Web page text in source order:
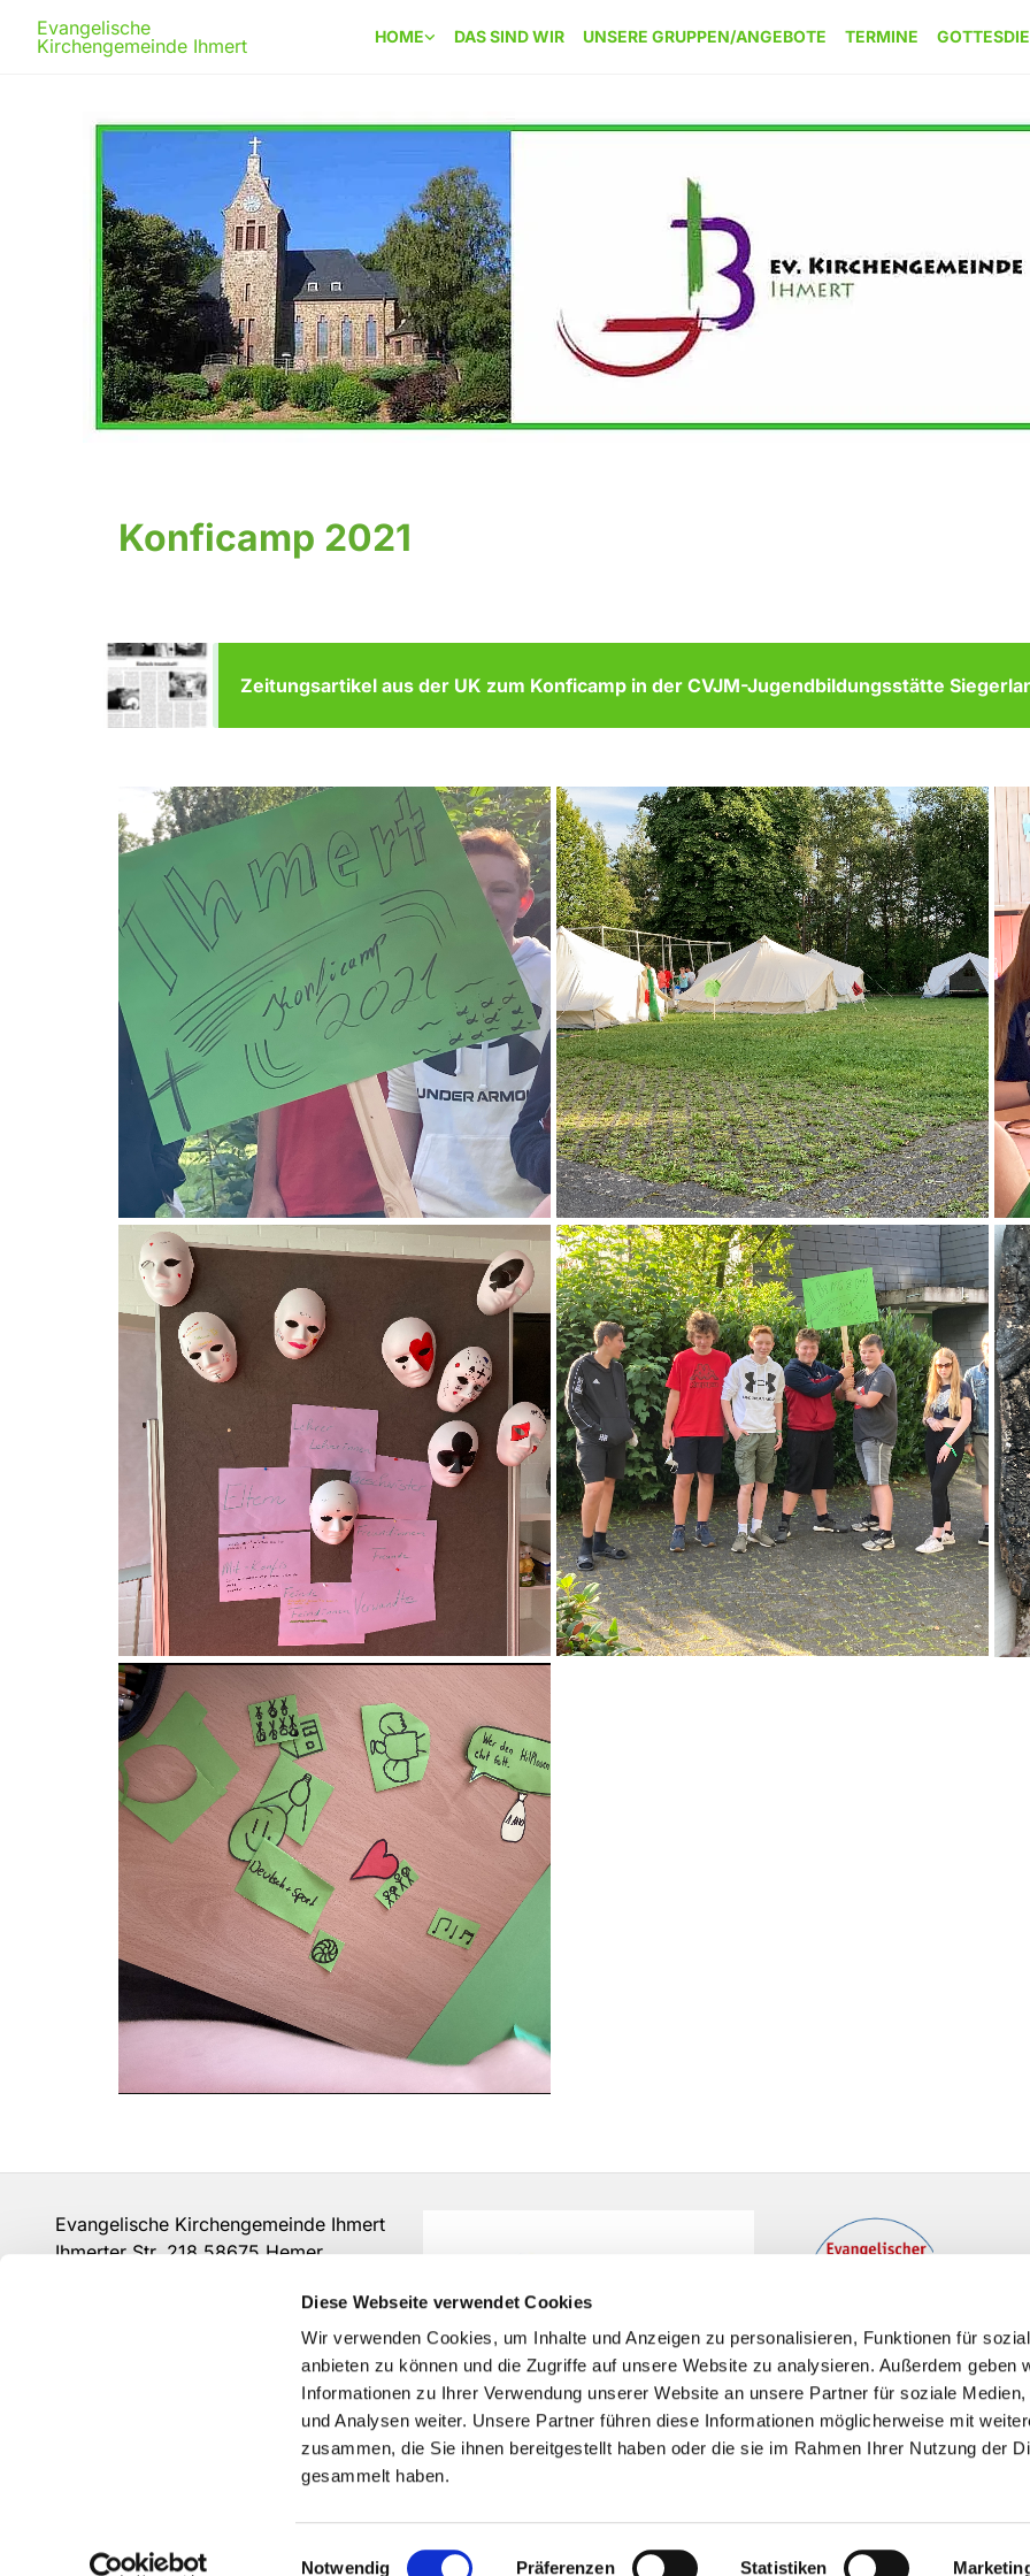
Diese Webseite verwendet Cookies
Wir verwenden Cookies, um Inhalte und Anzeigen zu personalisieren, Funktionen für
anbieten zu können und die Zugriffe auf unsere Website zu analysieren. Außerdem geben
Informationen zu Ihrer Verwendung unserer Website an unsere Partner für soziale Medien,
und Analysen weiter. Unsere Partner führen diese Informationen möglicherweise mit
zusammen, die Sie ihnen bereitgestellt haben oder die sie im Rahmen Ihrer Nutzung der
gesammelt haben.
Einwilligungsauswahl
Notwendig Präferenzen Statistiken
Evangelische
Kirchengemeinde Ihmert
HOME DAS SIND WIR UNSERE GRUPPEN/ANGEBOTE TERMINE
Konficamp 2021
Zeitungsartikel aus der UK zum Konficamp in der CVJM-Jugendbildungsstätte
Evangelische Kirchengemeinde Ihmert
Ihmerter Str. 218 58675 Hemer